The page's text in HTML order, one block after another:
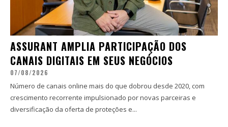
ASSURANT AMPLIA PARTICIPAÇÃO DOS
CANAIS DIGITAIS EM SEUS NEGÓCIOS
07/08/2026
Número de canais online mais do que dobrou desde 2020, com
crescimento recorrente impulsionado por novas parceiras e
diversificação da oferta de proteções e...